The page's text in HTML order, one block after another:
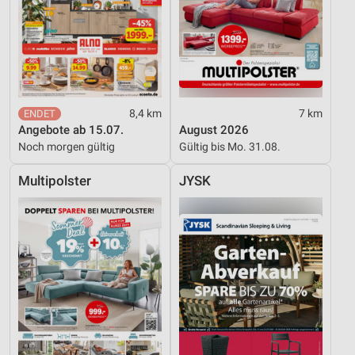
8,4 km
Angebote ab 15.07.
Noch morgen gültig
7 km
August 2026
Gültig bis Mo. 31.08.
Multipolster JYSK
Erstellung von Profilen zur Personalisierung
von Inhalten
Verwendung von Profilen zur Auswahl
personalisierter Inhalte
Messung der Werbeleistung
Messung der Performance von Inhalten
Analyse von Zielgruppen durch Statistiken oder
Kombinationen von Daten aus verschiedenen
Quellen
Entwicklung und Verbesserung der Angebote
Verwendung reduzierter Daten zur Auswahl von
Inhalten
IAB-Besonderheiten:
Verwendung genauer Standortdaten